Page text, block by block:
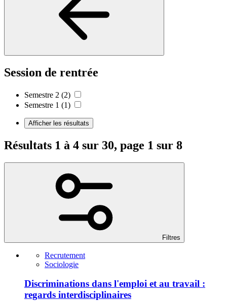
Session de rentrée
Semestre 2 (2)
Semestre 1 (1)
Afficher les résultats
Résultats 1 à 4 sur 30, page 1 sur 8
Filtres
Recrutement
Sociologie
Discriminations dans l'emploi et au travail :
regards interdisciplinaires